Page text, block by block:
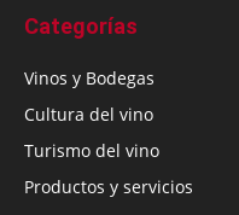
Categorías
Vinos y Bodegas
Cultura del vino
Turismo del vino
Productos y servicios